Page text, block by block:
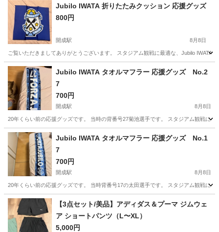
Jubilo IWATA 折りたたみクッション 応援グッズ
800円
開成駅 8月8日
ご覧いただきましてありがとうございます。 スタジアム観戦に最適な、Jubilo
神奈川 足柄上郡 サッカー グッズ
Jubilo IWATA タオルマフラー 応援グッズ No.2
7
700円
開成駅 8月8日
20年くらい前の応援グッズです。 当時の背番号27菊池選手です。 スタジアム観戦に
神奈川 足柄上郡 サッカー タオル
Jubilo IWATA タオルマフラー 応援グッズ No.1
7
700円
開成駅 8月8日
20年くらい前の応援グッズです。 当時背番号17の太田選手です。 スタジアム観戦に
神奈川 足柄上郡 開成駅 サッカー
【3点セット/美品】アディダス＆プーマ ジムウェ
ア ショートパンツ（L〜XL）
5,000円